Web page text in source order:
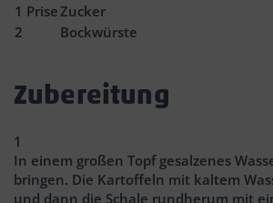
1 Prise Zucker
2
Bockwürste
Zubereitung
1
In einem großen Topf gesalzenes
bringen. Die Kartoffeln mit kaltem
und dann die Schale rundherum mit